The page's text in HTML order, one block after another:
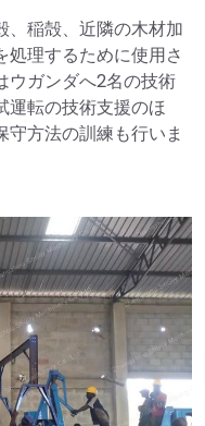
、稲殻、近隣の木材加
理するために使用さ
ガンダへ2名の技術
運転の技術支援のほ
方法の訓練も行いま